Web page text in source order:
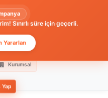
Sınırlı süre için geçerli.
Yararlan
Kurumsal
Yap